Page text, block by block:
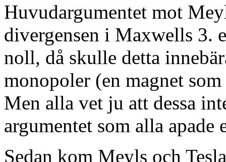
Huvudargumentet mot
divergensen i Maxwells 3.
noll, då skulle detta
monopoler (en magnet
Men alla vet ju att dessa
argumentet som alla apade
Sedan kom Meyls och